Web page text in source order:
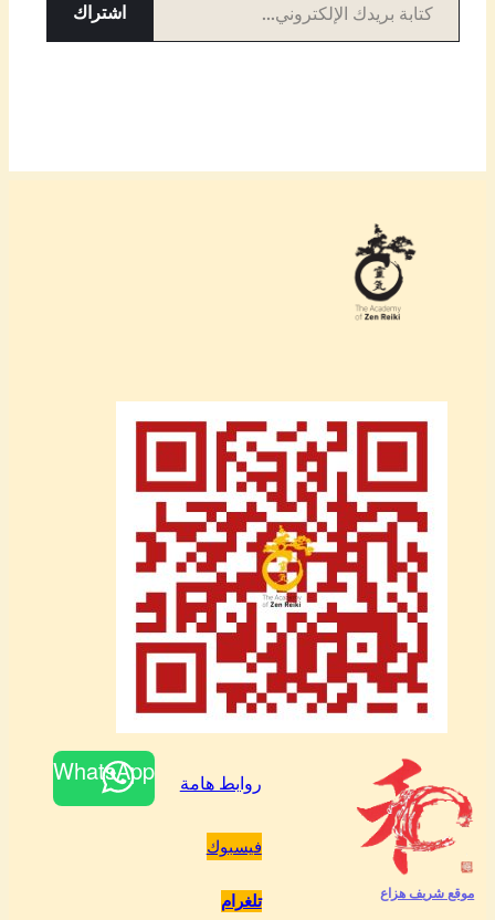
اشتراك
موقع شريف هزاع
روابط هامة
فيسبوك
تلغرام
WhatsApp